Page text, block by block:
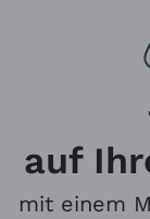
suchst
auf
mit einem